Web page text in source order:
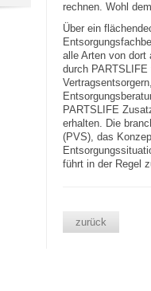
rechnen. Wohl
Über ein
alle Arten von dort
durch
PARTSLIFE
erhalten. Die
(PVS), das
führt in der Regel
zurück